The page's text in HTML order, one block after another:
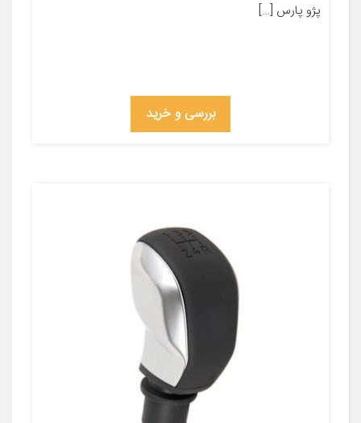
پژو پارس […]
بررسی و خرید